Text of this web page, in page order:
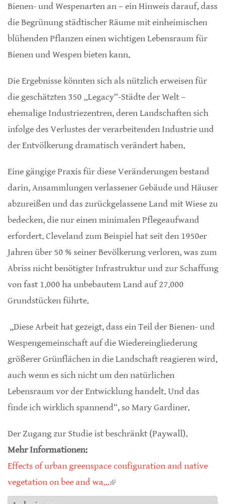
Bienen- und Wespenarten an – ein Hinweis darauf, dass
die Begrünung städtischer Räume mit einheimischen
blühenden Pflanzen einen wichtigen Lebensraum für
Bienen und Wespen bieten kann.
Die Ergebnisse könnten sich als nützlich erweisen für
die geschätzten 350 „Legacy“-Städte der Welt –
ehemalige Industriezentren, deren Landschaften sich
infolge des Verlustes der verarbeitenden Industrie und
der Entvölkerung dramatisch verändert haben.
Eine gängige Praxis für diese Veränderungen bestand
darin, Ansammlungen verlassener Gebäude und Häuser
abzureißen und das zurückgelassene Land mit Wiese zu
bedecken, die nur einen minimalen Pflegeaufwand
erfordert. Cleveland zum Beispiel hat seit den 1950er
Jahren über 50 % seiner Bevölkerung verloren, was zum
Abriss nicht benötigter Infrastruktur und zur Schaffung
von fast 1.000 ha unbebautem Land auf 27.000
Grundstücken führte.
„Diese Arbeit hat gezeigt, dass ein Teil der Bienen- und
Wespengemeinschaft auf die Wiedereingliederung
größerer Grünflächen in die Landschaft reagieren wird,
auch wenn es sich nicht um den natürlichen
Lebensraum vor der Entwicklung handelt. Und das
finde ich wirklich spannend“, so Mary Gardiner.
Der Zugang zur Studie ist beschränkt (Paywall).
Mehr Informationen:
Effects of urban greenspace configuration and native
vegetation on bee and wa...(link is external)